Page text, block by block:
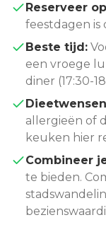
Reserveer
feestdagen is
Beste tijd:
een vroege
diner (17:30-
allergieën of
keuken hier
Combineer
te bieden.